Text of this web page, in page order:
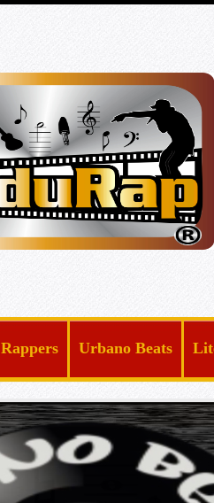
Rappers Urbano Beats